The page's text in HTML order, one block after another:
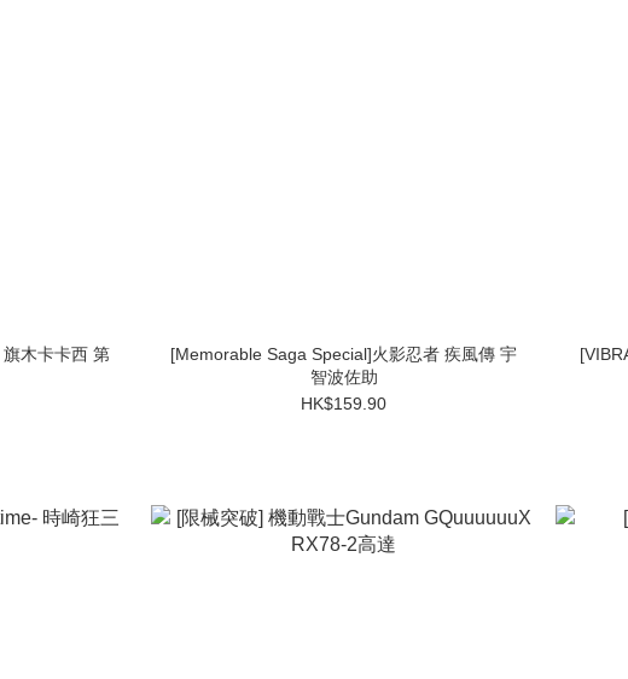
[Memorable Saga Special]火影忍者 疾風傳 宇
智波佐助
HK$159.90